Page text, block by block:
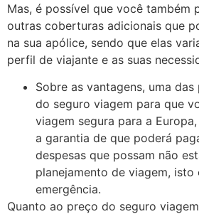
Mas, é possível que você também
outras coberturas adicionais que
na sua apólice, sendo que elas
perfil de viajante e as suas
Sobre as vantagens, uma
do seguro viagem para que
viagem segura para a
a garantia de que poderá
despesas que possam não
planejamento de viagem, isto
emergência.
Quanto ao preço do seguro